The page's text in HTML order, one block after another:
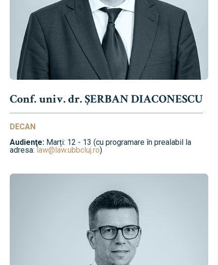
Conf. univ. dr. ȘERBAN DIACONESCU
DECAN
Audienţe: Marți: 12 - 13 (cu programare în prealabil la
adresa:law@law.ubbcluj.ro)